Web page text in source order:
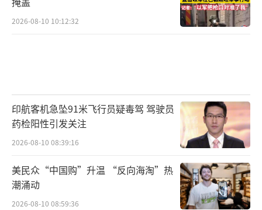
投资规模和技术门槛远高于当年参与“百团大
战”的企业。2025年人形机器人在技术层面没
风险集中在那些没有拿到商业化订单且融
资不顺利的机器人企业。如果一家企业在过去
三年后续融资越来越少甚至没有，那么这家企
瑞银证券估计，2026年全球人形机器人出
货量约为3万台左右。2025年，全球人形机器人
2026-08-10 10:12:32
印航客机急坠91米飞行员疑毒驾 驾驶员
药检阳性引发关注
2026-08-10 08:39:16
美民众“中国购”升温 “反向海淘”热
潮涌动
2026-08-10 08:59:36